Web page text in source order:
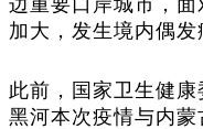
加大，发生境内偶发
此前，国家卫生健康
黑河本次疫情与内